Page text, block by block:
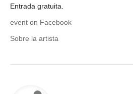
Entrada gratuita.
event on Facebook
Sobre la artista